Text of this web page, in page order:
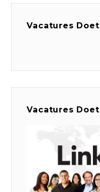
Vacatures
Vacatures